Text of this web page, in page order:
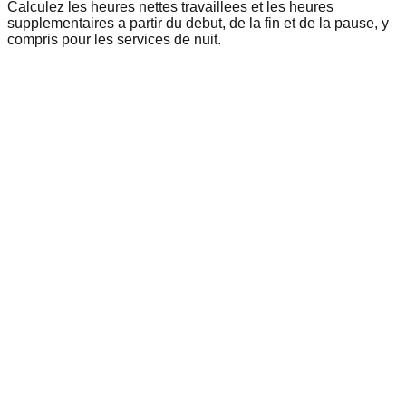
Calculez les heures nettes travaillees et les heures
supplementaires a partir du debut, de la fin et de la pause, y
compris pour les services de nuit.